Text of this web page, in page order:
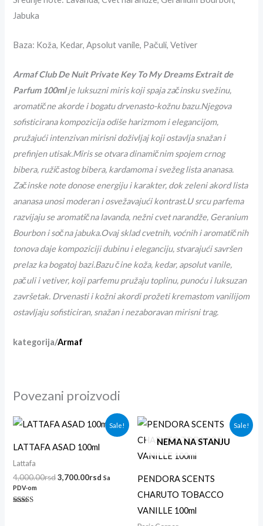
Jabuka
Baza: Koža, Kedar, Apsolut vanile, Pačuli, Vetiver
Armaf Club De Nuit Private Key To My Dreams Extrait de
Parfum 100mlje luksuzni miris koji spaja začinsku svežinu,
aromatične akorde i bogatu drvenasto-kožnu bazu.Njegova
sofisticirana kompozicija odiše harizmom i elegancijom,
pružajući intenzivan mirisni doživljaj koji ostavlja snažan i
prefinjen utisak.Miris se otvara dinamičnim spojem crnog
bibera, ružičastog bibera, kardamoma i svežeg lista ananasa.
Začinske note donose energiju i karakter, dok zeleni akord lista
ananasa unosi moderan i osvežavajući kontrast.U srcu parfema
razvijaju se aromatična lavanda, nežni cvet narandže, Geranium
Bourbon i sočna jabuka.Ovaj sklad cvetnih, voćnih i aromatičnih
tonova daje kompoziciji dubinu i eleganciju, stvarajući savršen
prelaz ka bogatoj bazi.Bazu čine koža, kedar, apsolut vanile,
pačuli i vetiver, koji parfemu pružaju toplinu, punoću i luksuzan
završetak. Drvenasti i kožni akordi prožeti kremastom vanilijom
ostavljaju sofisticiran, snažan i nezaboravan mirisni trag.
kategorija/Armaf
Povezani proizvodi
Sale!
LATTAFA ASAD 100ml
Lattafa
4,000.00rsd
Originalna
cena
bila:
3,700.00rsd
Trenutna
cena
3,700.00rsd.
Sa
PDV-om
Sale!
NEMA NA STANJU
PENDORA SCENTS
CHARUTO TOBACCO
VANILLE 100ml
Originalna
cena
je
bila:
3,300.00rsd.
Trenutna
cena
je: